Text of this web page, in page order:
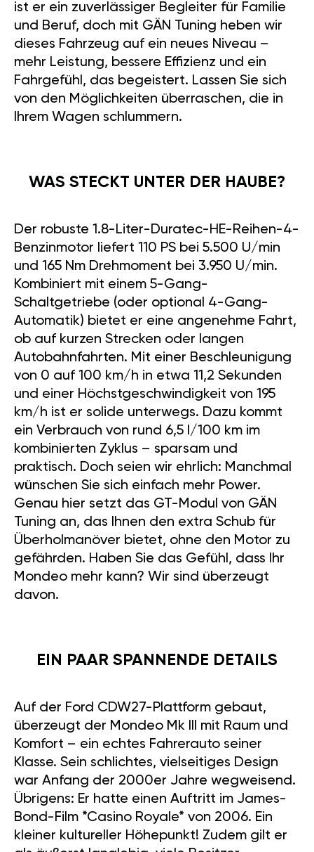
ist er ein zuverlässiger Begleiter für Familie
und Beruf, doch mit GÄN Tuning heben wir
dieses Fahrzeug auf ein neues Niveau –
mehr Leistung, bessere Effizienz und ein
Fahrgefühl, das begeistert. Lassen Sie sich
von den Möglichkeiten überraschen, die in
Ihrem Wagen schlummern.
WAS STECKT UNTER DER HAUBE?
Der robuste 1.8-Liter-Duratec-HE-Reihen-4-
Benzinmotor liefert 110 PS bei 5.500 U/min
und 165 Nm Drehmoment bei 3.950 U/min.
Kombiniert mit einem 5-Gang-
Schaltgetriebe (oder optional 4-Gang-
Automatik) bietet er eine angenehme Fahrt,
ob auf kurzen Strecken oder langen
Autobahnfahrten. Mit einer Beschleunigung
von 0 auf 100 km/h in etwa 11,2 Sekunden
und einer Höchstgeschwindigkeit von 195
km/h ist er solide unterwegs. Dazu kommt
ein Verbrauch von rund 6,5 l/100 km im
kombinierten Zyklus – sparsam und
praktisch. Doch seien wir ehrlich: Manchmal
wünschen Sie sich einfach mehr Power.
Genau hier setzt das GT-Modul von GÄN
Tuning an, das Ihnen den extra Schub für
Überholmanöver bietet, ohne den Motor zu
gefährden. Haben Sie das Gefühl, dass Ihr
Mondeo mehr kann? Wir sind überzeugt
davon.
EIN PAAR SPANNENDE DETAILS
Auf der Ford CDW27-Plattform gebaut,
überzeugt der Mondeo Mk III mit Raum und
Komfort – ein echtes Fahrerauto seiner
Klasse. Sein schlichtes, vielseitiges Design
war Anfang der 2000er Jahre wegweisend.
Übrigens: Er hatte einen Auftritt im James-
Bond-Film *Casino Royale* von 2006. Ein
kleiner kultureller Höhepunkt! Zudem gilt er